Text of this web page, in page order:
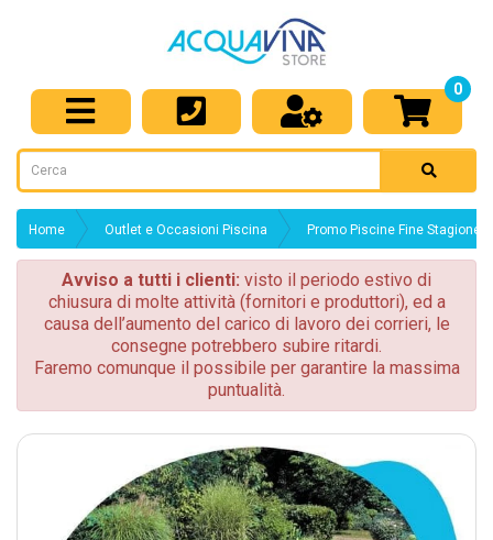
0
Home Outlet e Occasioni Piscina Promo Piscine Fine Stagione
Avviso a tutti i clienti: visto il periodo estivo di
chiusura di molte attività (fornitori e produttori), ed a
causa dell’aumento del carico di lavoro dei corrieri, le
consegne potrebbero subire ritardi.
Faremo comunque il possibile per garantire la massima
puntualità.